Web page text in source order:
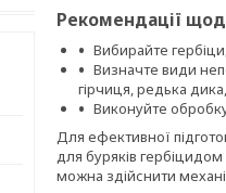
Рекомендації
Вибирайте
Визначте види
гірчиця, редька
Виконуйте
Для ефективної
для буряків гербіцидом
можна здійснити